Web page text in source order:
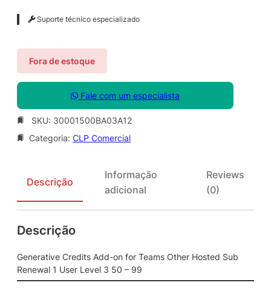
Suporte técnico especializado
Fora de estoque
Fale com um especialista
SKU: 30001500BA03A12
Categoria: CLP Comercial
Descrição
Informação
adicional
Reviews
(0)
Descrição
Generative Credits Add-on for Teams Other Hosted Sub
Renewal 1 User Level 3 50 – 99